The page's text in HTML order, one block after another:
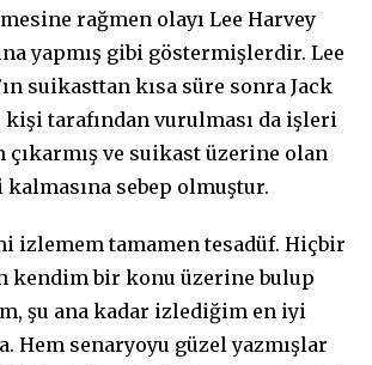
rağmen olayı Lee Harvey
yapmış gibi göstermişlerdir. Lee
suikasttan kısa süre sonra Jack
kişi tarafından vurulması da işleri
çıkarmış ve suikast üzerine olan
kalmasına sebep olmuştur.
izlemem tamamen tesadüf. Hiçbir
kendim bir konu üzerine bulup
şu ana kadar izlediğim en iyi
Hem senaryoyu güzel yazmışlar